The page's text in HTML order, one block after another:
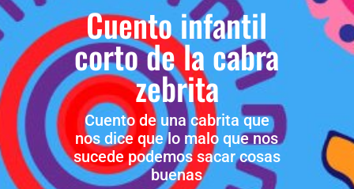
Cuento infantil
corto de la cabra
zebrita
Cuento de una cabrita que
nos dice que lo malo que nos
sucede podemos sacar cosas
buenas